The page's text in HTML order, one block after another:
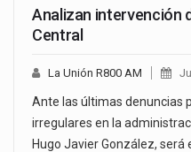
Analizan intervención
Central
La Unión R800 AM
Ante las últimas denuncias
irregulares en la
Hugo Javier González, será